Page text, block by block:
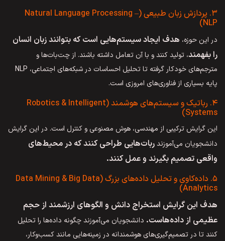
۳. پردازش زبان طبیعی (Natural Language Processing –
NLP)
در این حوزه، هدف ایجاد سیستم‌هایی است که بتوانند زبان انسان
را بفهمند، تولید کنند و با آن تعامل داشته باشند. از چت‌بات‌ها و
مترجم‌های خودکار گرفته تا تحلیل احساسات در شبکه‌های اجتماعی، NLP
پایه بسیاری از فناوری‌های امروزی است.
۴. رباتیک و سیستم‌های هوشمند (Robotics & Intelligent
Systems)
این گرایش ترکیبی از مهندسی، هوش مصنوعی و کنترل است. در این گرایش
دانشجویان می‌آموزندربات‌هایی طراحی کنند که در محیط‌های
واقعی تصمیم بگیرند و عمل کنند.
۵. داده‌کاوی و تحلیل داده‌های بزرگ (Data Mining & Big Data
Analytics)
هدف این گرایش استخراج دانش و الگوهای ارزشمند از حجم
عظیمی از داده‌هاست. دانشجویان می‌آموزند چگونه داده‌ها را تحلیل
کنند تا در تصمیم‌گیری‌های هوشمندانه در زمینه‌هایی مانند کسب‌وکار،